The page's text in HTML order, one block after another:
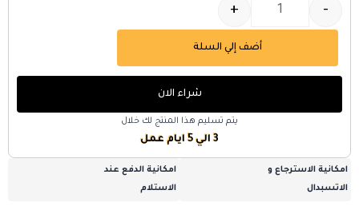
-
+
أضف إلي السلة
شراء الان
يتم تسليم هذا المنتج لك خلال
3 الي 5 ايام عمل
امكانية الاسترجاع و
الاتسبدال
امكانية الدفع عند
الاستلام